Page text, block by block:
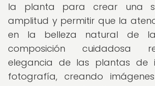
la planta para crear una
amplitud y permitir que la
en la belleza natural de
composición cuidadosa
elegancia de las plantas de
fotografía, creando